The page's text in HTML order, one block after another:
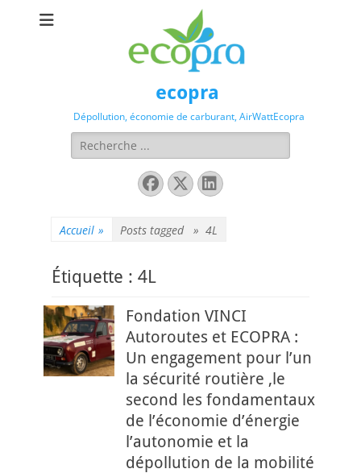
ecopra
Dépollution, économie de carburant, AirWattEcopra
Rechercher :
Facebook
X
Twitter
Linkedin
Accueil » Posts tagged » 4L
Étiquette : 4L
Fondation VINCI
Autoroutes et ECOPRA :
Un engagement pour l’un
la sécurité routière ,le
second les fondamentaux
de l’économie d’énergie
l’autonomie et la
dépollution de la mobilité